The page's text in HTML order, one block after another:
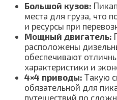
Большой кузов:
места для груза, что
и ресурсы при
Мощный двигатель:
расположены
обеспечивают
характеристики и
4×4 приводы: Такую
обязательной для
путешествий по